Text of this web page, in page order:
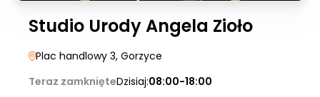
Studio Urody Angela Zioło
Plac handlowy 3, Gorzyce
Teraz zamknięteDzisiaj:08:00-18:00